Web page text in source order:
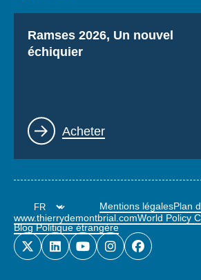
Titre
Ramses 2026, Un nouvel
échiquier
Lien
Acheter
Mentions légalesPlan
www.thierrydemontbrial.comWorld Policy
Blog Politique étrangère